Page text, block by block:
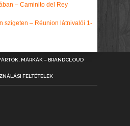
– Caminito del Rey
szigeten – Réunion látnivalói 1-
MÁRKÁK – BRANDCLOUD
FELTÉTELEK